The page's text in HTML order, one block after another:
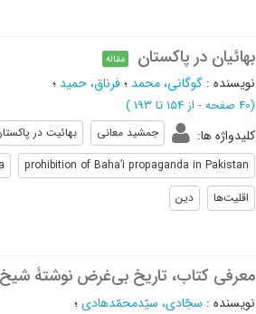
بهائیان در پاکستان مقاله
نویسنده : گوگانی، محمد ؛فرناق، حمید ؛
(‎40 صفحه - از 154 تا 193 )
کلیدواژه ها: جمشید معانی بهائیت در
prohibition of Baha’i propaganda in Pakistan
اقلیت‌ها
دین
معرفی کتاب، تاریخ بی‌غرض نوشتۀ
نویسنده : سجّادی، سیّدمحمّدهادی؛